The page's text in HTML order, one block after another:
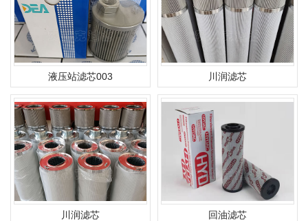
液压站滤芯003 川润滤芯
川润滤芯 回油滤芯